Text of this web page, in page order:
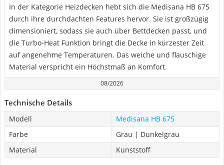
In der Kategorie Heizdecken hebt sich die Medisana HB 675
durch ihre durchdachten Features hervor. Sie ist großzügig
dimensioniert, sodass sie auch über Bettdecken passt, und
die Turbo-Heat Funktion bringt die Decke in kürzester Zeit
auf angenehme Temperaturen. Das weiche und flauschige
Material verspricht ein Höchstmaß an Komfort.
08/2026
Technische Details
Modell
Medisana HB 675
Farbe
Grau | Dunkelgrau
Material
Kunststoff